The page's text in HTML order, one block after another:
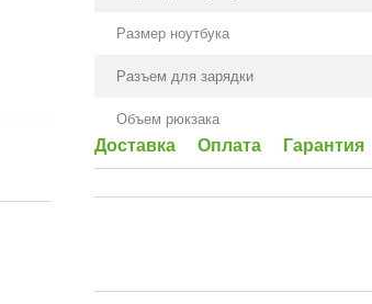
Размер ноутбука
Разъем для зарядки
Объем рюкзака
Доставка Оплата Гарантия